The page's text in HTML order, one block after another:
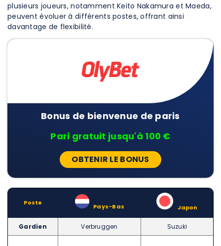
plusieurs joueurs, notamment Keito Nakamura et Maeda,
peuvent évoluer à différents postes, offrant ainsi
davantage de flexibilité.
Bonus de bienvenue de paris
Pari gratuit jusqu'à 100 €
OBTENIR LE BONUS
Poste Pays-Bas Japon
Gardien Verbruggen Suzuki